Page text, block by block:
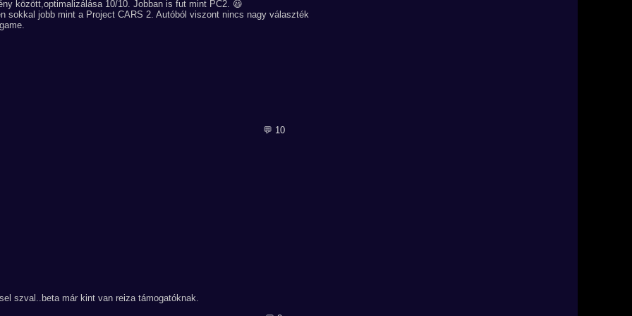
között,optimalizálása 10/10. Jobban is fut mint PC2. 😃
sokkal jobb mint a Project CARS 2. Autóból viszont nincs nagy választék
💬 10
szval..beta már kint van reiza támogatóknak.